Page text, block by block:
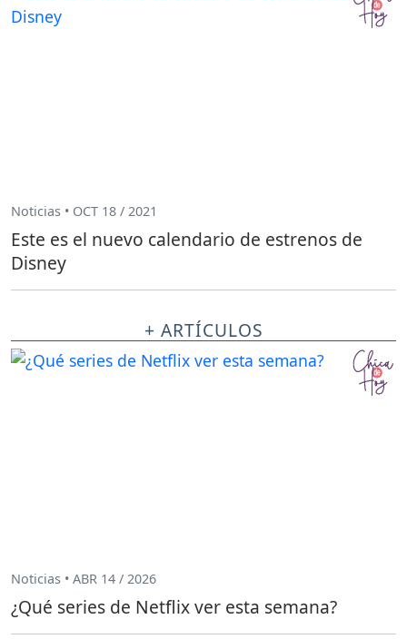
Noticias • OCT 18 / 2021
Este es el nuevo calendario de estrenos de
Disney
+ ARTÍCULOS
Noticias • ABR 14 / 2026
¿Qué series de Netflix ver esta semana?